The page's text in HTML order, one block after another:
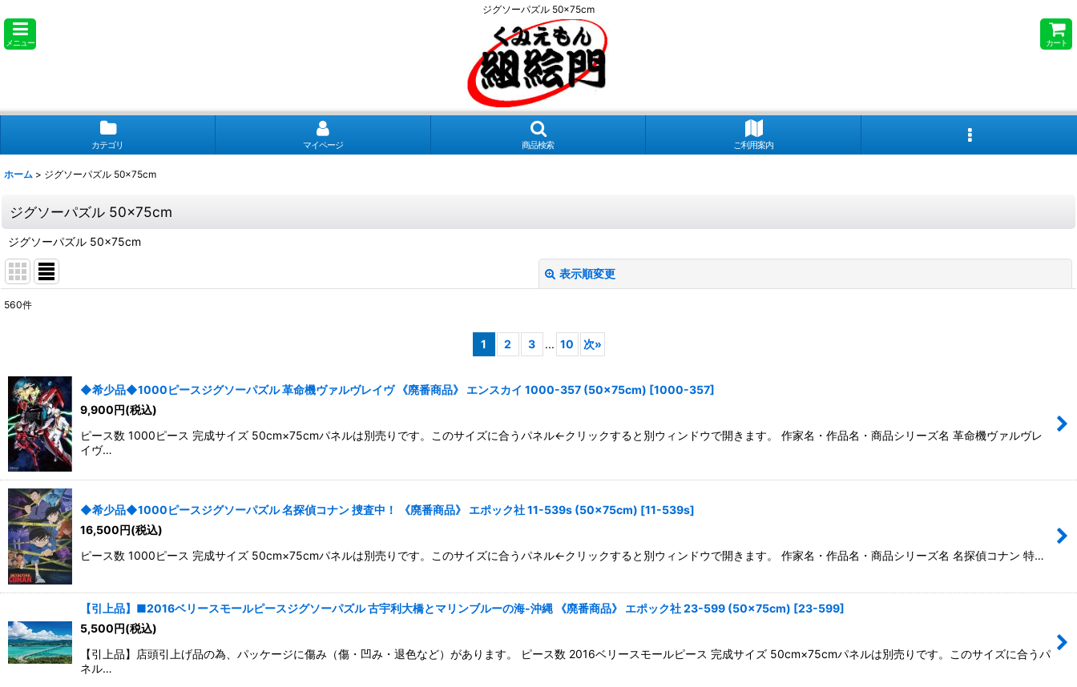
ジグソーパズル 50×75cm
メニュー カート
カテゴリ マイページ 商品検索 ご利用案内
ホーム > ジグソーパズル 50×75cm
ジグソーパズル 50×75cm
ジグソーパズル 50×75cm
表示順変更
560件
1 2 3 ... 10 次»
◆希少品◆1000ピースジグソーパズル 革命機ヴァルヴレイヴ 《廃番商品》 エンスカイ 1000-357 (50×75cm) [1000-357]
9,900円(税込)
ピース数 1000ピース 完成サイズ 50cm×75cmパネルは別売りです。このサイズに合うパネル←クリックすると別ウィンドウで開きます。 作家名・作品名・商品シリーズ名 革命機ヴァルヴレ
イヴ…
◆希少品◆1000ピースジグソーパズル 名探偵コナン 捜査中！ 《廃番商品》 エポック社 11-539s (50×75cm) [11-539s]
16,500円(税込)
ピース数 1000ピース 完成サイズ 50cm×75cmパネルは別売りです。このサイズに合うパネル←クリックすると別ウィンドウで開きます。 作家名・作品名・商品シリーズ名 名探偵コナン 特…
【引上品】■2016ベリースモールピースジグソーパズル 古宇利大橋とマリンブルーの海-沖縄 《廃番商品》 エポック社 23-599 (50×75cm) [23-599]
5,500円(税込)
【引上品】店頭引上げ品の為、パッケージに傷み（傷・凹み・退色など）があります。 ピース数 2016ベリースモールピース 完成サイズ 50cm×75cmパネルは別売りです。このサイズに合うパ
ネル…